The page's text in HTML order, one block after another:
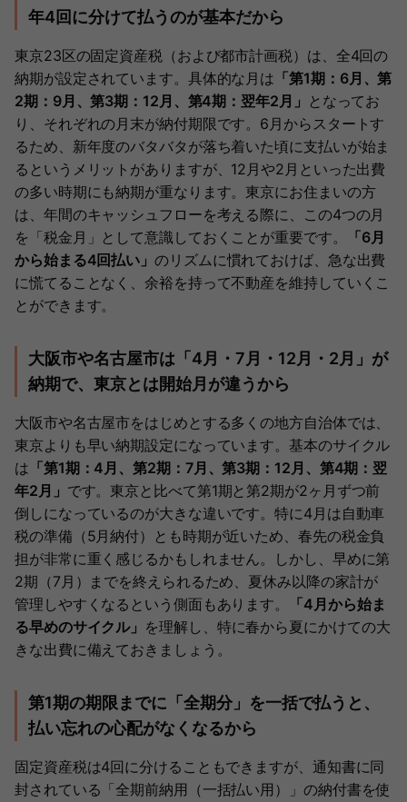
年4回に分けて払うのが基本だから
東京23区の固定資産税（および都市計画税）は、全4回の
納期が設定されています。具体的な月は 「第1期：6月、第
2期：9月、第3期：12月、第4期：翌年2月」 となってお
り、それぞれの月末が納付期限です。6月からスタートす
るため、新年度のバタバタが落ち着いた頃に支払いが始ま
るというメリットがありますが、12月や2月といった出費
の多い時期にも納期が重なります。東京にお住まいの方
は、年間のキャッシュフローを考える際に、この4つの月
を「税金月」として意識しておくことが重要です。
「6月
から始まる4回払い」 のリズムに慣れておけば、急な出費
に慌てることなく、余裕を持って不動産を維持していくこ
とができます。
大阪市や名古屋市は「4月・7月・12月・2月」が
納期で、東京とは開始月が違うから
大阪市や名古屋市をはじめとする多くの地方自治体では、
東京よりも早い納期設定になっています。基本のサイクル
は 「第1期：4月、第2期：7月、第3期：12月、第4期：翌
年2月」 です。東京と比べて第1期と第2期が2ヶ月ずつ前
倒しになっているのが大きな違いです。特に4月は自動車
税の準備（5月納付）とも時期が近いため、春先の税金負
担が非常に重く感じるかもしれません。しかし、早めに第
2期（7月）までを終えられるため、夏休み以降の家計が
管理しやすくなるという側面もあります。
「4月から始ま
る早めのサイクル」 を理解し、特に春から夏にかけての大
きな出費に備えておきましょう。
第1期の期限までに「全期分」を一括で払うと、
払い忘れの心配がなくなるから
固定資産税は4回に分けることもできますが、通知書に同
封されている「全期前納用（一括払い用）」の納付書を使